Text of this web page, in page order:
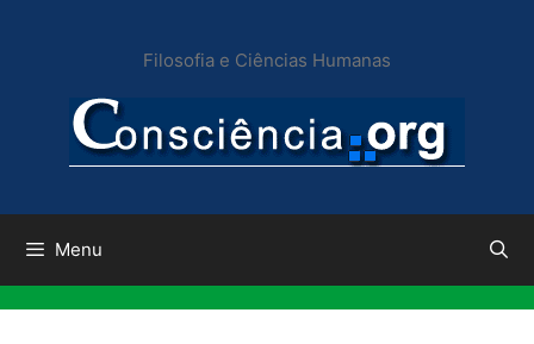
conteúdo
Filosofia e Ciências Humanas
Menu